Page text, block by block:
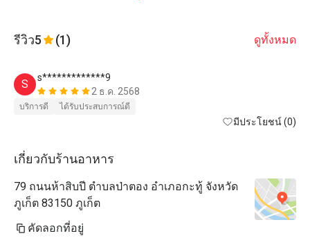
รีวิว5 (1) ดูทั้งหมด
S
s*************9
2 ธ.ค. 2568
บริการดี ได้รับประสบการณ์ดี
มีประโยชน์ (0)
เกี่ยวกับร้านอาหาร
79 ถนนห้าสิบปี ตำบลป่าตอง อำเภอกะทู้ จังหวัด
ภูเก็ต 83150 ภูเก็ต
คัดลอกที่อยู่